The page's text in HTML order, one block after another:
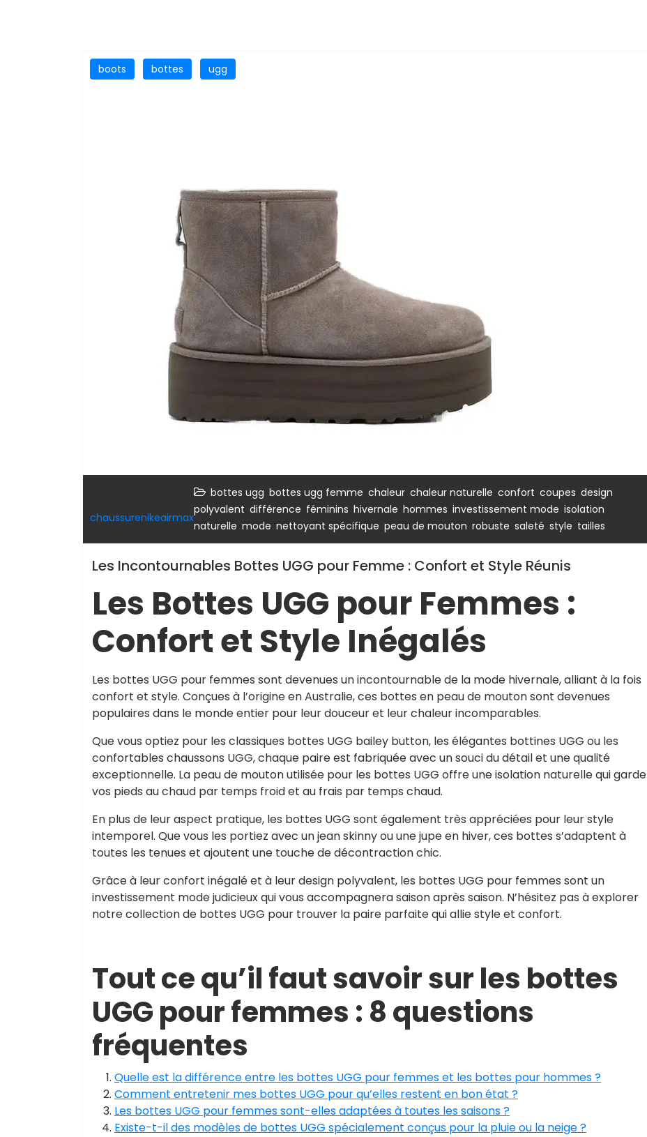
boots bottes ugg
chaussurenikeairmax
bottes ugg bottes ugg femme chaleur chaleur naturelle confort coupes design
polyvalent différence féminins hivernale hommes investissement mode isolation
naturelle mode nettoyant spécifique peau de mouton robuste saleté style tailles
Les Incontournables Bottes UGG pour Femme : Confort et Style Réunis
Les Bottes UGG pour Femmes :
Confort et Style Inégalés
Les bottes UGG pour femmes sont devenues un incontournable de la mode hivernale, alliant à la fois
confort et style. Conçues à l’origine en Australie, ces bottes en peau de mouton sont devenues
populaires dans le monde entier pour leur douceur et leur chaleur incomparables.
Que vous optiez pour les classiques bottes UGG bailey button, les élégantes bottines UGG ou les
confortables chaussons UGG, chaque paire est fabriquée avec un souci du détail et une qualité
exceptionnelle. La peau de mouton utilisée pour les bottes UGG offre une isolation naturelle qui garde
vos pieds au chaud par temps froid et au frais par temps chaud.
En plus de leur aspect pratique, les bottes UGG sont également très appréciées pour leur style
intemporel. Que vous les portiez avec un jean skinny ou une jupe en hiver, ces bottes s’adaptent à
toutes les tenues et ajoutent une touche de décontraction chic.
Grâce à leur confort inégalé et à leur design polyvalent, les bottes UGG pour femmes sont un
investissement mode judicieux qui vous accompagnera saison après saison. N’hésitez pas à explorer
notre collection de bottes UGG pour trouver la paire parfaite qui allie style et confort.
Tout ce qu’il faut savoir sur les bottes
UGG pour femmes : 8 questions
fréquentes
Quelle est la différence entre les bottes UGG pour femmes et les bottes pour hommes ?
Comment entretenir mes bottes UGG pour qu’elles restent en bon état ?
Les bottes UGG pour femmes sont-elles adaptées à toutes les saisons ?
Existe-t-il des modèles de bottes UGG spécialement conçus pour la pluie ou la neige ?